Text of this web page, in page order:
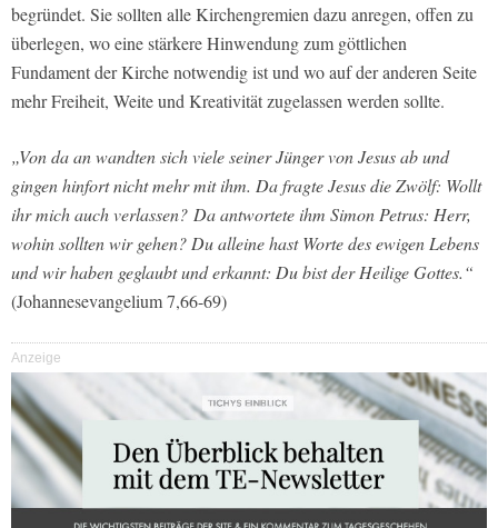
begründet. Sie sollten alle Kirchengremien dazu anregen, offen zu
überlegen, wo eine stärkere Hinwendung zum göttlichen
Fundament der Kirche notwendig ist und wo auf der anderen Seite
mehr Freiheit, Weite und Kreativität zugelassen werden sollte.
„Von da an wandten sich viele seiner Jünger von Jesus ab und
gingen hinfort nicht mehr mit ihm. Da fragte Jesus die Zwölf: Wollt
ihr mich auch verlassen? Da antwortete ihm Simon Petrus: Herr,
wohin sollten wir gehen? Du alleine hast Worte des ewigen Lebens
und wir haben geglaubt und erkannt: Du bist der Heilige Gottes.“
(Johannesevangelium 7,66-69)
Anzeige